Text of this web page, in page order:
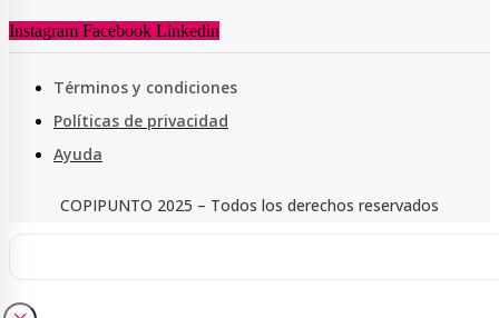
Instagram Facebook Linkedin
Términos y condiciones
Políticas de privacidad
Ayuda
COPIPUNTO 2025 – Todos los derechos reservados